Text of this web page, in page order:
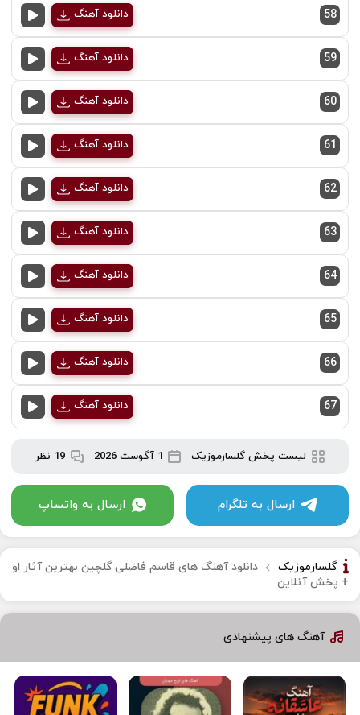
58 دانلود آهنگ
59 دانلود آهنگ
60 دانلود آهنگ
61 دانلود آهنگ
62 دانلود آهنگ
63 دانلود آهنگ
64 دانلود آهنگ
65 دانلود آهنگ
66 دانلود آهنگ
67 دانلود آهنگ
لیست پخش گلسارموزیک 1 آگوست 2026 19 نظر
ارسال به تلگرام ارسال به واتساپ
گلسارموزیک
دانلود آهنگ های قاسم فاضلی گلچین بهترین آثار او
+ پخش آنلاین
آهنگ های پیشنهادی